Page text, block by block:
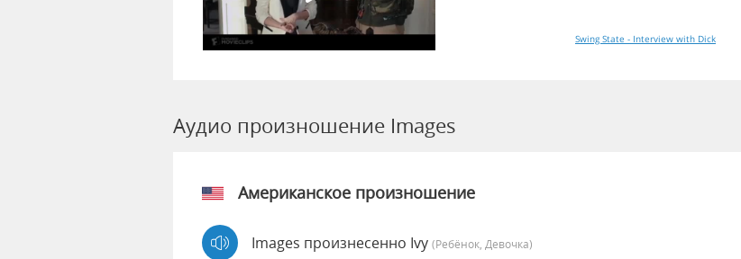
Swing State - Interview with Dick
Аудио произношение Images
Американское произношение
Images произнесенно Ivy (Ребёнок, Девочка)